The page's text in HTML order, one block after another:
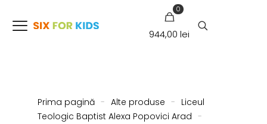
0
944,00 lei
Prima pagină - Alte produse - Liceul
Teologic Baptist Alexa Popovici Arad -